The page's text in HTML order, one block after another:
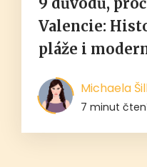
Valencie:
pláže i
Michaela
7 minut